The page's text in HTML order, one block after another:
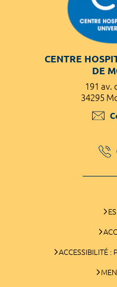
CENTRE
DE
191 av.
34295
ACCESSIBILITÉ :